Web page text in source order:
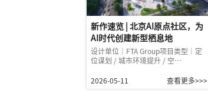
新作速览 | 北京AI原点社区，为
AI时代创建新型栖息地
设计单位｜FTA Group项目类型｜定
位谋划 / 城市环境提升 / 空…
2026-05-11 查看更多>>>